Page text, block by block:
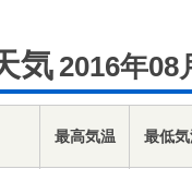
気 2016年08
最高気温 最低